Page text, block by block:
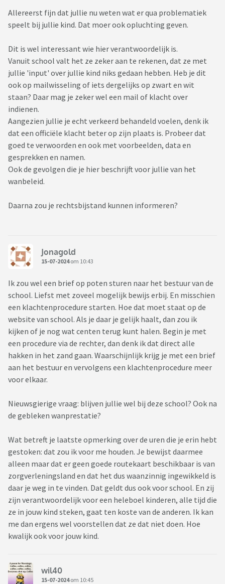
Allereerst fijn dat jullie nu weten wat er qua problematiek
speelt bij jullie kind. Dat moer ook opluchting geven.
Dit is wel interessant wie hier verantwoordelijk is.
Vanuit school valt het ze zeker aan te rekenen, dat ze met
jullie 'input' over jullie kind niks gedaan hebben. Heb je dit
ook op mailwisseling of iets dergelijks op zwart en wit
staan? Daar mag je zeker wel een mail of klacht over
indienen.
Aangezien jullie je echt verkeerd behandeld voelen, denk ik
dat een officiële klacht beter op zijn plaats is. Probeer dat
goed te verwoorden en ook met voorbeelden, data en
gesprekken en namen.
Ook de gevolgen die je hier beschrijft voor jullie van het
wanbeleid.
Daarna zou je rechtsbijstand kunnen informeren?
Jonagold
15-07-2024om 10:43
Ik zou wel een brief op poten sturen naar het bestuur van de
school. Liefst met zoveel mogelijk bewijs erbij. En misschien
een klachtenprocedure starten. Hoe dat moet staat op de
website van school. Als je daar je gelijk haalt, dan zou ik
kijken of je nog wat centen terug kunt halen. Begin je met
een procedure via de rechter, dan denk ik dat direct alle
hakken in het zand gaan. Waarschijnlijk krijg je met een brief
aan het bestuur en vervolgens een klachtenprocedure meer
voor elkaar.
Nieuwsgierige vraag: blijven jullie wel bij deze school? Ook na
de gebleken wanprestatie?
Wat betreft je laatste opmerking over de uren die je erin hebt
gestoken: dat zou ik voor me houden. Je bewijst daarmee
alleen maar dat er geen goede routekaart beschikbaar is van
zorgverleningsland en dat het dus waanzinnig ingewikkeld is
daar je weg in te vinden. Dat geldt dus ook voor school. En zij
zijn verantwoordelijk voor een heleboel kinderen, alle tijd die
ze in jouw kind steken, gaat ten koste van de anderen. Ik kan
me dan ergens wel voorstellen dat ze dat niet doen. Hoe
kwalijk ook voor jouw kind.
wil40
15-07-2024om 10:45